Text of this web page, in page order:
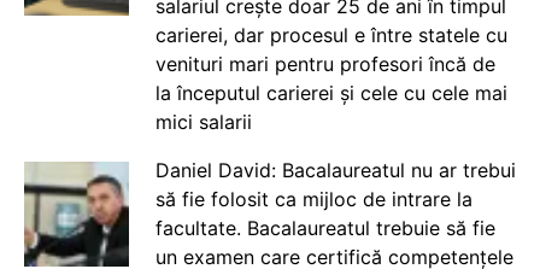
salariul crește doar 25 de ani în timpul
carierei, dar procesul e între statele cu
venituri mari pentru profesori încă de
la începutul carierei și cele cu cele mai
mici salarii
Daniel David: Bacalaureatul nu ar trebui
să fie folosit ca mijloc de intrare la
facultate. Bacalaureatul trebuie să fie
un examen care certifică competențele